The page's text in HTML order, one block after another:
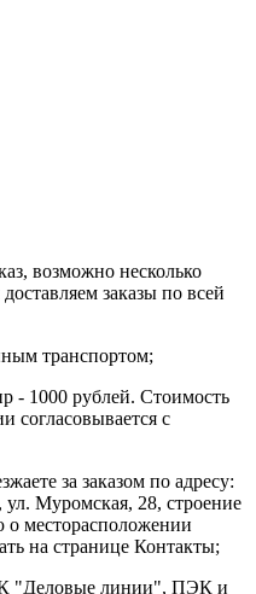
возможно несколько
заказы по всей
транспортом;
- 1000 рублей. Стоимость
согласовывается с
за заказом по адресу:
ул. Муромская, 28, строение
месторасположении
на странице Контакты;
"Деловые линии", ПЭК и